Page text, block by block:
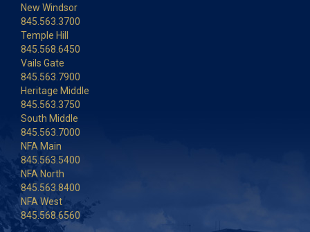
New Windsor
845.563.3700
Temple Hill
845.568.6450
Vails Gate
845.563.7900
Heritage Middle
845.563.3750
South Middle
845.563.7000
NFA Main
845.563.5400
NFA North
845.563.8400
NFA West
845.568.6560